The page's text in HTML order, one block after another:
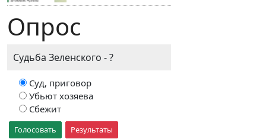
Опрос
Судьба Зеленского - ?
Суд, приговор
Убьют хозяева
Сбежит
Голосовать Результаты